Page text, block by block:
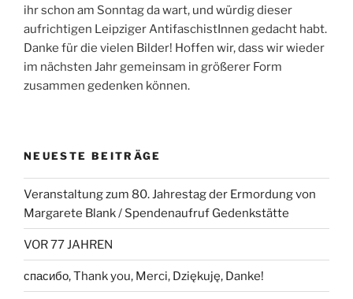
ihr schon am Sonntag da wart, und würdig dieser
aufrichtigen Leipziger AntifaschistInnen gedacht habt.
Danke für die vielen Bilder! Hoffen wir, dass wir wieder
im nächsten Jahr gemeinsam in größerer Form
zusammen gedenken können.
NEUESTE BEITRÄGE
Veranstaltung zum 80. Jahrestag der Ermordung von
Margarete Blank / Spendenaufruf Gedenkstätte
VOR 77 JAHREN
спасибо, Thank you, Merci, Dziękuję, Danke!